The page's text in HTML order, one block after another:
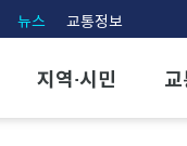
뉴스 교통정보
지역·시민 교